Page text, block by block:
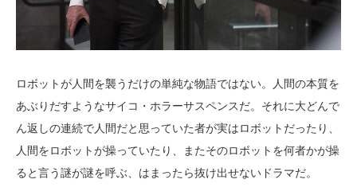
ロボットが人間を襲うだけの単純な物語ではない。人間の本質を
あぶりだすようなサイコ・ホラーサスペンスだ。それに大どんで
ん返しの連続で人間だと思っていた者が実はロボットだったり、
人間をロボットが操っていたり、またそのロボットを何者かが操
ると言う謎が謎を呼ぶ、はまったら抜け出せないドラマだ。